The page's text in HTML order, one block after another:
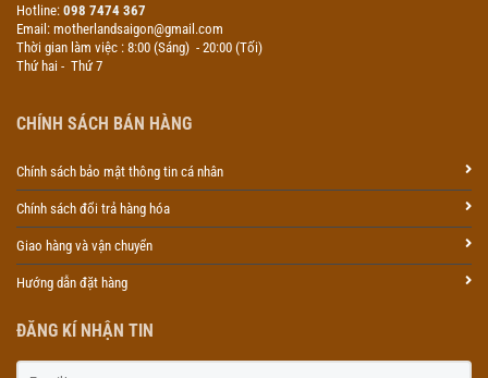
Hotline: 098 7474 367
Email: motherlandsaigon@gmail.com
Thời gian làm việc : 8:00 (Sáng) - 20:00 (Tối)
Thứ hai - Thứ 7
CHÍNH SÁCH BÁN HÀNG
Chính sách bảo mật thông tin cá nhân
Chính sách đổi trả hàng hóa
Giao hàng và vận chuyển
Hướng dẫn đặt hàng
ĐĂNG KÍ NHẬN TIN